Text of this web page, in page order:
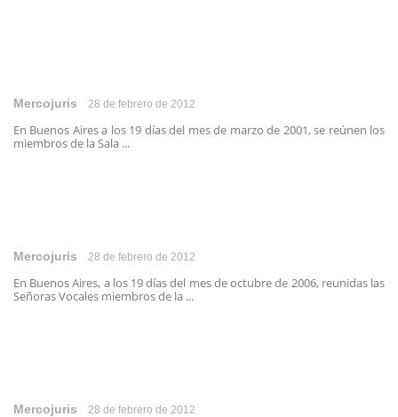
Mercojuris 28 de febrero de 2012
En Buenos Aires a los 19 días del mes de marzo de 2001, se reúnen los
miembros de la Sala ...
Mercojuris 28 de febrero de 2012
En Buenos Aires, a los 19 días del mes de octubre de 2006, reunidas las
Señoras Vocales miembros de la ...
Mercojuris 28 de febrero de 2012